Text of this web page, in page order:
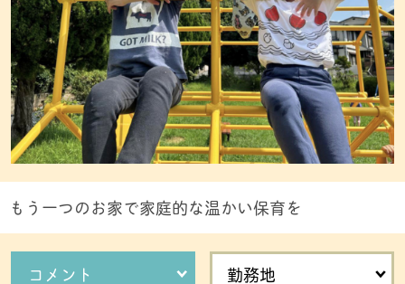
もう一つのお家で家庭的な温かい保育を
コメント 勤務地